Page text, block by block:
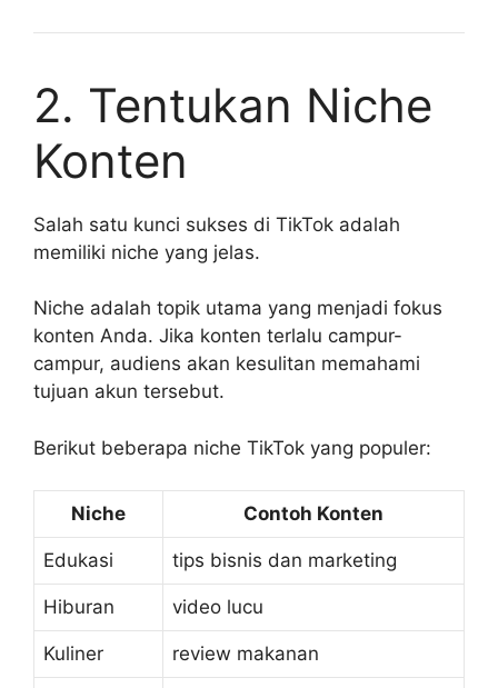
2. Tentukan Niche
Konten
Salah satu kunci sukses di TikTok adalah
memiliki niche yang jelas.
Niche adalah topik utama yang menjadi fokus
konten Anda. Jika konten terlalu campur-
campur, audiens akan kesulitan memahami
tujuan akun tersebut.
Berikut beberapa niche TikTok yang populer:
Niche Contoh Konten
Edukasi tips bisnis dan marketing
Hiburan video lucu
Kuliner review makanan